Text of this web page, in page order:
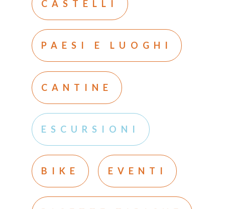
CASTELLI
PAESI E LUOGHI
CANTINE
ESCURSIONI
BIKE EVENTI